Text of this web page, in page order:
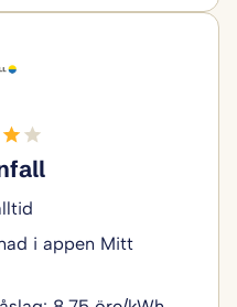
i appen Mitt